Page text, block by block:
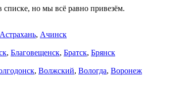
но мы всё равно привезём.
Астрахань, Ачинск
, Благовещенск, Братск, Брянск
, Волжский, Вологда, Воронеж